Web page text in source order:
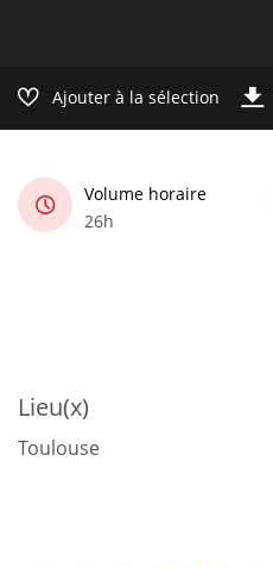
Ajouter à la sélection
Volume horaire
26h
Lieu(x)
Toulouse